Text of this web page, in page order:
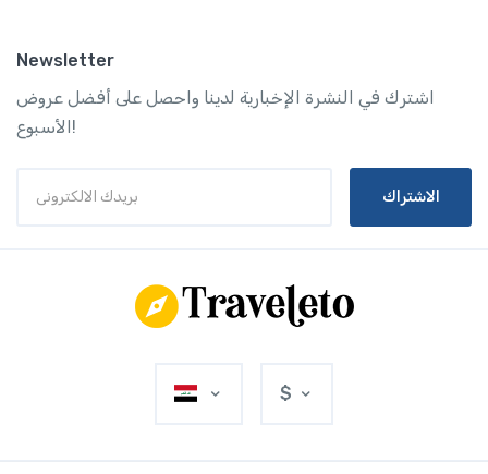
Newsletter
اشترك في النشرة الإخبارية لدينا واحصل على أفضل عروض
الأسبوع!
الاشتراك
$